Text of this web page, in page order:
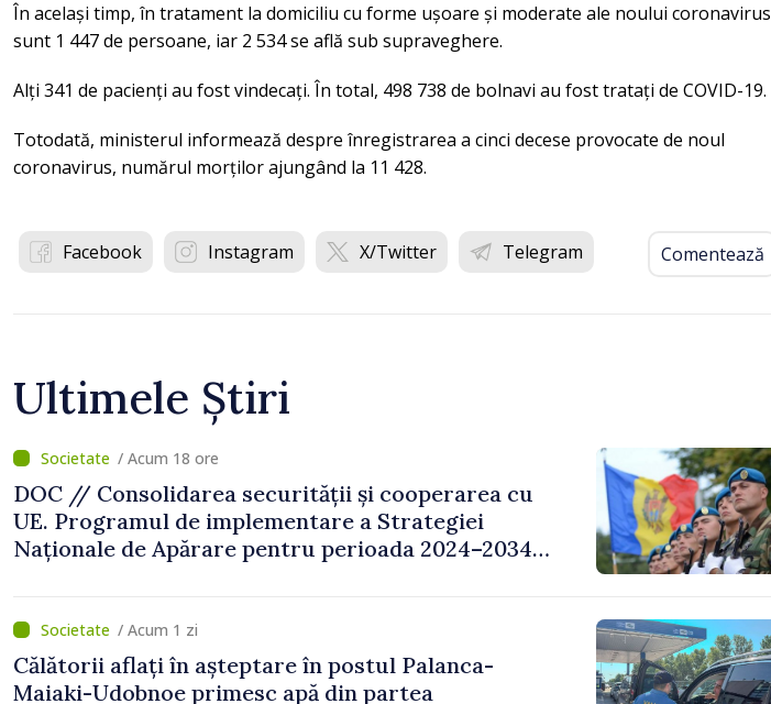
În același timp, în tratament la domiciliu cu forme ușoare și moderate ale noului coronavirus
sunt 1 447 de persoane, iar 2 534 se află sub supraveghere.
Alți 341 de pacienți au fost vindecați. În total, 498 738 de bolnavi au fost tratați de COVID-19.
Totodată, ministerul informează despre înregistrarea a cinci decese provocate de noul
coronavirus, numărul morților ajungând la 11 428.
Facebook Instagram X/Twitter Telegram Comentează
Ultimele Știri
/ Acum 18 ore
DOC // Consolidarea securității și cooperarea cu
UE. Programul de implementare a Strategiei
Naționale de Apărare pentru perioada 2024–2034,
/ Acum 1 zi
Călătorii aflați în așteptare în postul Palanca-
Maiaki-Udobnoe primesc apă din partea